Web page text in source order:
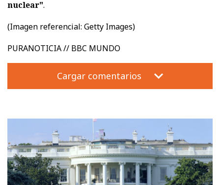
nuclear".
(Imagen referencial: Getty Images)
PURANOTICIA // BBC MUNDO
Cargar comentarios